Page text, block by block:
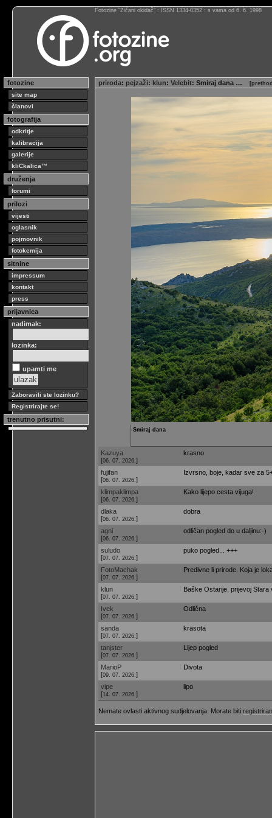
Fotozine “Žičani okidač” : ISSN 1334-0352 : s vama od 6. 6. 1998
fotozine
site map
članovi
fotografija
odkritje
kalibracija
galerije
kliCkalica™
druženja
forumi
prilozi
vijesti
oglasnik
pojmovnik
fotokemija
sitnine
impressum
kontakt
press
prijavnica
nadimak:
lozinka:
upamti me
Zaboravili ste lozinku?
Registrirajte se!
trenutno prisutni:
priroda: pejzaži: klun: Velebit: Smiraj dana … [
Smiraj dana
Kazuya
[06. 07. 2026. ]
krasno
fujifan
[06. 07. 2026. ]
Izvrsno, boje, kadar sve za
klimpaklimpa
[06. 07. 2026. ]
Kako lijepo cesta vijuga!
dlaka
[06. 07. 2026. ]
dobra
agni
[06. 07. 2026. ]
odličan pogled do u daljinu:-)
suludo
[07. 07. 2026. ]
puko pogled... +++
FotoMachak
[07. 07. 2026. ]
Predivne li prirode. Koja je
klun
[07. 07. 2026. ]
Baške Ostarije, prijevoj Stara
Ivek
[07. 07. 2026. ]
Odlična
sanda
[07. 07. 2026. ]
krasota
tanjster
[07. 07. 2026. ]
Lijep pogled
MarioP
[09. 07. 2026. ]
Divota
vipe
[14. 07. 2026. ]
lipo
Nemate ovlasti aktivnog sudjelovanja. Morate biti